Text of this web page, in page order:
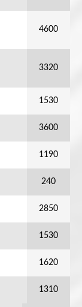
4600
3320
1530
3600
1190
240
2850
1530
1620
1310